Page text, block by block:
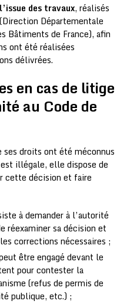
des travaux, réalisés
Départementale
Bâtiments de France), afin
ont été réalisées
délivrées.
en cas de litige
au Code de
ses droits ont été méconnus
illégale, elle dispose de
cette décision et faire
à demander à l’autorité
réexaminer sa décision et
corrections nécessaires ;
être engagé devant le
pour contester la
(refus de permis de
publique, etc.) ;